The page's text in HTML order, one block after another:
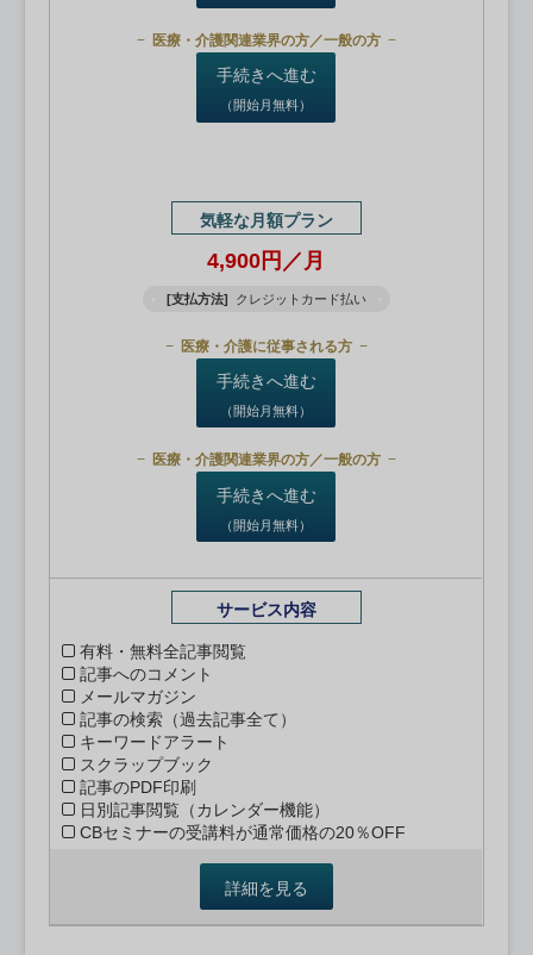
医療・介護関連業界の方／一般の方
手続きへ進む
（開始月無料）
気軽な月額プラン
4,900円／月
[支払方法] クレジットカード払い
医療・介護に従事される方
手続きへ進む
（開始月無料）
医療・介護関連業界の方／一般の方
手続きへ進む
（開始月無料）
サービス内容
有料・無料全記事閲覧
記事へのコメント
メールマガジン
記事の検索（過去記事全て）
キーワードアラート
スクラップブック
記事のPDF印刷
日別記事閲覧（カレンダー機能）
CBセミナーの受講料が通常価格の20％OFF
詳細を見る